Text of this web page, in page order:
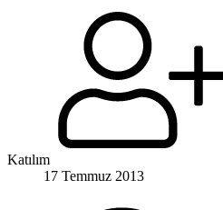
Katılım
17 Temmuz 2013